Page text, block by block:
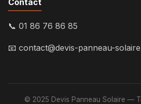
Contact
📞 01 86 76 86 85
📧 contact@devis-panneau-
© 2025 Devis Panneau Solaire —